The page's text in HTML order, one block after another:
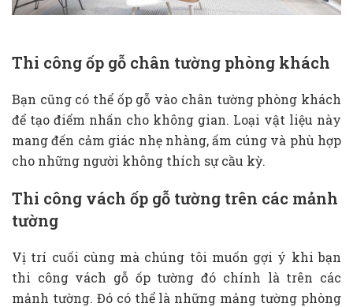
Thi công ốp gỗ chân tường phòng khách
Bạn cũng có thể ốp gỗ vào chân tường phòng khách
để tạo điểm nhấn cho không gian. Loại vật liệu này
mang đến cảm giác nhẹ nhàng, ấm cúng và phù hợp
cho những người không thích sự cầu kỳ.
Thi công vách ốp gỗ tường trên các mảnh
tường
Vị trí cuối cùng mà chúng tôi muốn gợi ý khi bạn
thi công vách gỗ ốp tường đó chính là trên các
mảnh tường. Đó có thể là những mảng tường phòng